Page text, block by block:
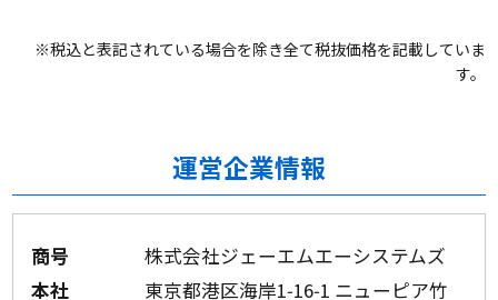
※税込と表記されている場合を除き全て税抜価格を記載していま
す。
運営企業情報
商号
株式会社ジェーエムエーシステムズ
本社
東京都港区海岸1‑16‑1 ニューピア竹